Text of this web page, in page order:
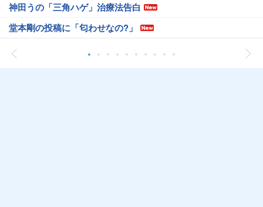
神田うの「三角ハゲ」治療法告白
堂本剛の投稿に「匂わせなの?」